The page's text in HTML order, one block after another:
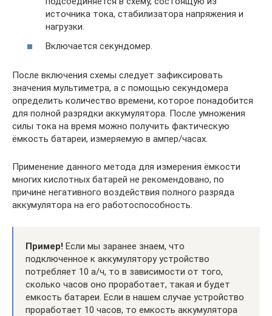
источника тока, стабилизатора напряжения и
нагрузки.
Включается секундомер.
После включения схемы следует зафиксировать
значения мультиметра, а с помощью секундомера
определить количество времени, которое понадобится
для полной разрядки аккумулятора. После умножения
силы тока на время можно получить фактическую
ёмкость батареи, измеряемую в ампер/часах.
Применение данного метода для измерения ёмкости
многих кислотных батарей не рекомендовано, по
причине негативного воздействия полного разряда
аккумулятора на его работоспособность.
Пример! Если мы заранее знаем, что
подключенное к аккумулятору устройство
потребляет 10 а/ч, то в зависимости от того,
сколько часов оно проработает, такая и будет
емкость батареи. Если в нашем случае устройство
проработает 10 часов, то емкость аккумулятора